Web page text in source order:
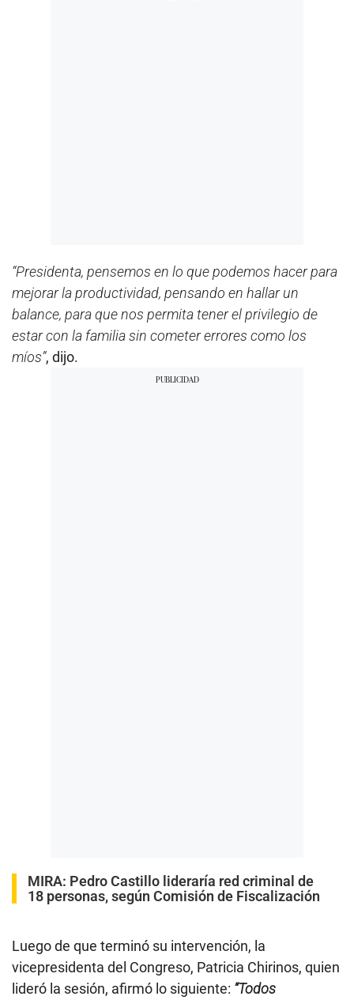
“Presidenta, pensemos en lo que podemos hacer para
mejorar la productividad, pensando en hallar un
balance, para que nos permita tener el privilegio de
estar con la familia sin cometer errores como los
míos”, dijo.
MIRA: Pedro Castillo lideraría red criminal de
18 personas, según Comisión de Fiscalización
Luego de que terminó su intervención, la
vicepresidenta del Congreso, Patricia Chirinos, quien
lideró la sesión, afirmó lo siguiente: “Todos